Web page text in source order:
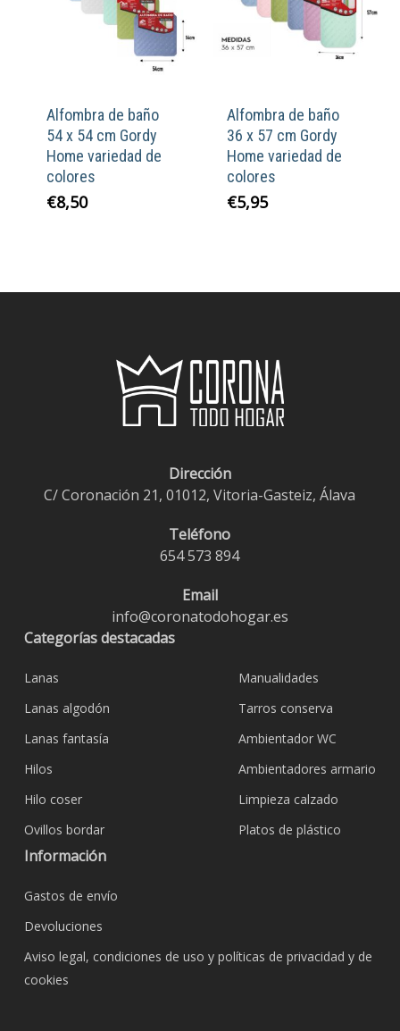
Alfombra de baño
54 x 54 cm Gordy
Home variedad de
colores
€8,50
Alfombra de baño
36 x 57 cm Gordy
Home variedad de
colores
€5,95
Dirección
C/ Coronación 21, 01012, Vitoria-Gasteiz, Álava
Teléfono
654 573 894
Email
info@coronatodohogar.es
Categorías destacadas
Lanas
Lanas algodón
Lanas fantasía
Hilos
Hilo coser
Ovillos bordar
Manualidades
Tarros conserva
Ambientador WC
Ambientadores armario
Limpieza calzado
Platos de plástico
Información
Gastos de envío
Devoluciones
Aviso legal, condiciones de uso y políticas de privacidad y de
cookies